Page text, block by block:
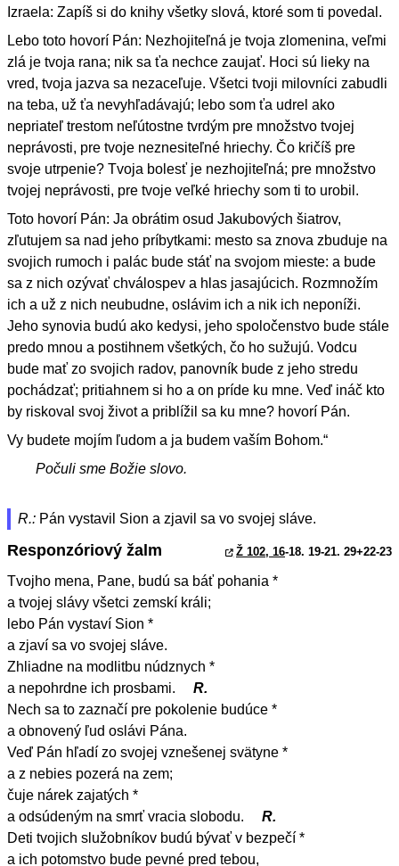
Izraela: Zapíš si do knihy všetky slová, ktoré som ti povedal.
Lebo toto hovorí Pán: Nezhojiteľná je tvoja zlomenina, veľmi
zlá je tvoja rana; nik sa ťa nechce zaujať. Hoci sú lieky na
vred, tvoja jazva sa nezaceľuje. Všetci tvoji milovníci zabudli
na teba, už ťa nevyhľadávajú; lebo som ťa udrel ako
nepriateľ trestom neľútostne tvrdým pre množstvo tvojej
neprávosti, pre tvoje neznesiteľné hriechy. Čo kričíš pre
svoje utrpenie? Tvoja bolesť je nezhojiteľná; pre množstvo
tvojej neprávosti, pre tvoje veľké hriechy som ti to urobil.
Toto hovorí Pán: Ja obrátim osud Jakubových šiatrov,
zľutujem sa nad jeho príbytkami: mesto sa znova zbuduje na
svojich rumoch i palác bude stáť na svojom mieste: a bude
sa z nich ozývať chválospev a hlas jasajúcich. Rozmnožím
ich a už z nich neubudne, oslávim ich a nik ich neponíži.
Jeho synovia budú ako kedysi, jeho spoločenstvo bude stále
predo mnou a postihnem všetkých, čo ho sužujú. Vodcu
bude mať zo svojich radov, panovník bude z jeho stredu
pochádzať; pritiahnem si ho a on príde ku mne. Veď ináč kto
by riskoval svoj život a priblížil sa ku mne? hovorí Pán.
Vy budete mojím ľudom a ja budem vaším Bohom.“
Počuli sme Božie slovo.
R.: Pán vystavil Sion a zjavil sa vo svojej sláve.
Responzóriový žalm Ž 102, 16-18. 19-21. 29+22-23
Tvojho mena, Pane, budú sa báť pohania *
a tvojej slávy všetci zemskí králi;
lebo Pán vystaví Sion *
a zjaví sa vo svojej sláve.
Zhliadne na modlitbu núdznych *
a nepohrdne ich prosbami.
R.
Nech sa to zaznačí pre pokolenie budúce *
a obnovený ľud oslávi Pána.
Veď Pán hľadí zo svojej vznešenej svätyne *
a z nebies pozerá na zem;
čuje nárek zajatých *
a odsúdeným na smrť vracia slobodu.
R.
Deti tvojich služobníkov budú bývať v bezpečí *
a ich potomstvo bude pevné pred tebou,